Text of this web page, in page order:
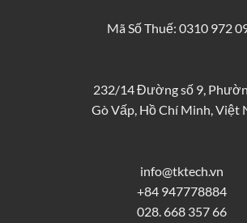
Mã Số Thuế: 0310 972
232/14 Đường số 9,
Gò Vấp, Hồ Chí Minh, Việt
info@tktech.vn
+84 947778884
028. 668 357 66